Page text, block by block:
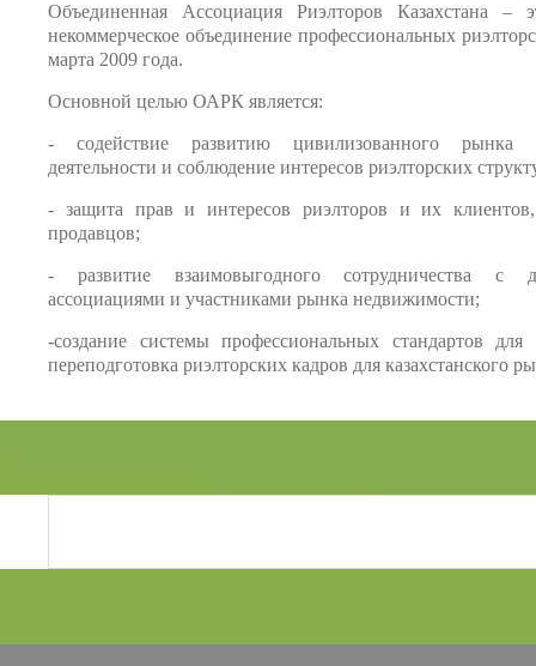
Объединенная Ассоциация Риэлторов Казахстана –
некоммерческое объединение профессиональных
марта 2009 года.
Основной целью ОАРК является:
- содействие развитию цивилизованного рынка
деятельности и соблюдение интересов риэлторских
- защита прав и интересов риэлторов и их клиентов,
продавцов;
- развитие взаимовыгодного сотрудничества с
ассоциациями и участниками рынка недвижимости;
-создание системы профессиональных стандартов
переподготовка риэлторских кадров для казахстанского